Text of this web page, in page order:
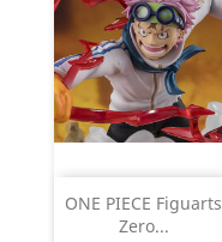
ONE PIECE Figuarts
Zero...